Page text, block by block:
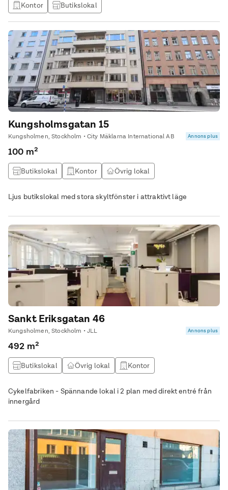
Kontor Butikslokal
Kungsholmsgatan 15
Kungsholmen, Stockholm • City Mäklarna International AB Annons plus
100 m²
Butikslokal Kontor Övrig lokal
Ljus butikslokal med stora skyltfönster i attraktivt läge
Sankt Eriksgatan 46
Kungsholmen, Stockholm • JLL Annons plus
492 m²
Butikslokal Övrig lokal Kontor
Cykelfabriken - Spännande lokal i 2 plan med direkt entré från
innergård